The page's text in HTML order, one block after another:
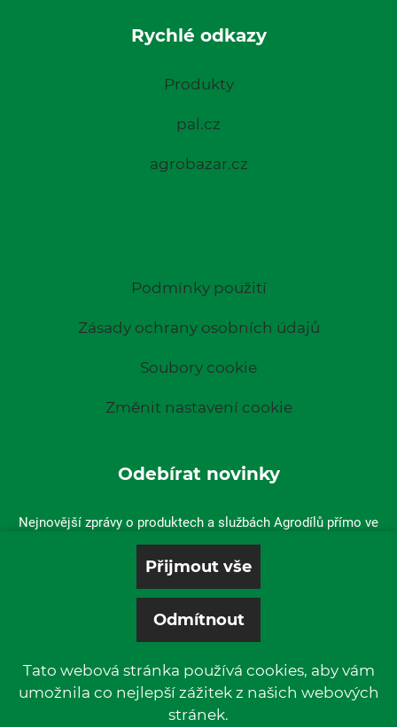
Rychlé odkazy
Produkty
pal.cz
agrobazar.cz
Podmínky použití
Zásady ochrany osobních údajů
Soubory cookie
Změnit nastavení cookie
Odebírat novinky
Nejnovější zprávy o produktech a službách Agrodílů přímo ve
vaší doručené poště.
Tato webová stránka používá cookies, aby vám
umožnila co nejlepší zážitek z našich webových
stránek.